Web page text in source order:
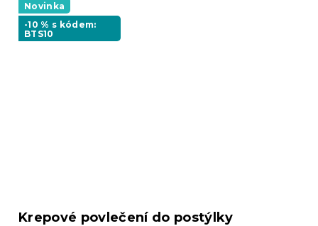
Novinka
-10 % s kódem:
BTS10
Krepové povlečení do postýlky